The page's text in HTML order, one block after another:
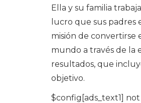
Ella y su familia
lucro que sus padres
misión de convertirse
mundo a través de la
resultados, que
objetivo.
$config[ads_text1]